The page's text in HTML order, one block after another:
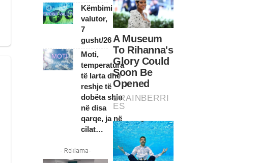
Këmbimi
valutor,
7
gusht/26
Moti,
temperatura
të larta dhe
reshje të
dobëta shiu
në disa
qarqe, ja në
cilat…
- Reklama-